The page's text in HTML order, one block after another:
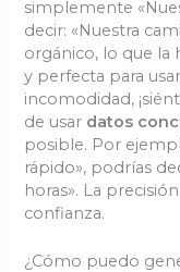
simplemente
decir: «Nuestra
orgánico, lo que la
y perfecta para
incomodidad,
de usar datos
posible. Por
rápido», podrías
horas». La
confianza.
¿Cómo puedo